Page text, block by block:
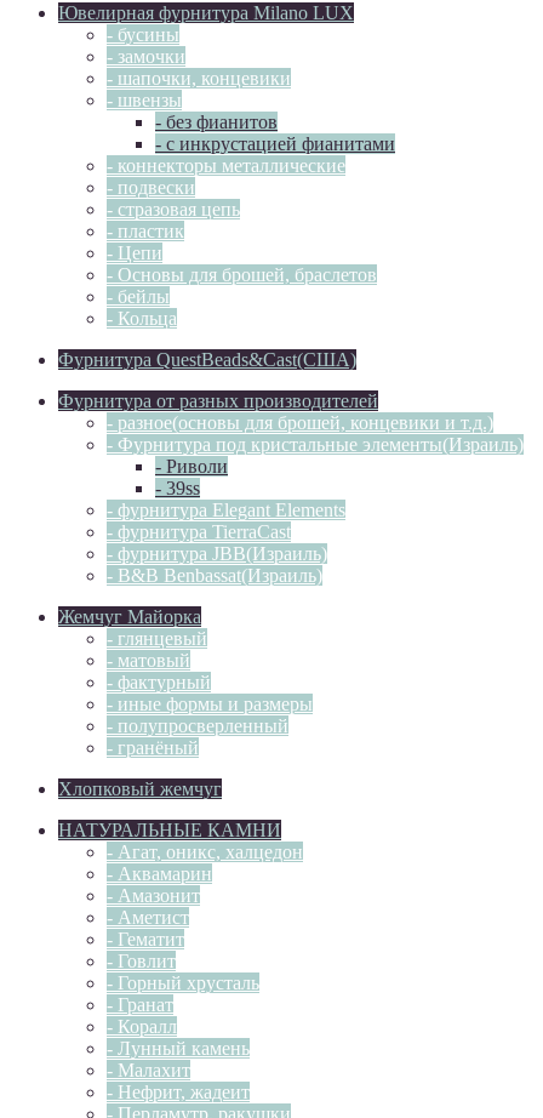
Ювелирная фурнитура Milano LUX
- бусины
- замочки
- шапочки, концевики
- швензы
- без фианитов
- с инкрустацией фианитами
- коннекторы металлические
- подвески
- стразовая цепь
- пластик
- Цепи
- Основы для брошей, браслетов
- бейлы
- Кольца
Фурнитура QuestBeads&Cast(США)
Фурнитура от разных производителей
- разное(основы для брошей, концевики и т.д.)
- Фурнитура под кристальные элементы(Израиль)
- Риволи
- 39ss
- фурнитура Elegant Elements
- фурнитура TierraCast
- фурнитура JBB(Израиль)
- B&B Benbassat(Израиль)
Жемчуг Майорка
- глянцевый
- матовый
- фактурный
- иные формы и размеры
- полупросверленный
- гранёный
Хлопковый жемчуг
НАТУРАЛЬНЫЕ КАМНИ
- Агат, оникс, халцедон
- Аквамарин
- Амазонит
- Аметист
- Гематит
- Говлит
- Горный хрусталь
- Гранат
- Коралл
- Лунный камень
- Малахит
- Нефрит, жадеит
- Перламутр, ракушки